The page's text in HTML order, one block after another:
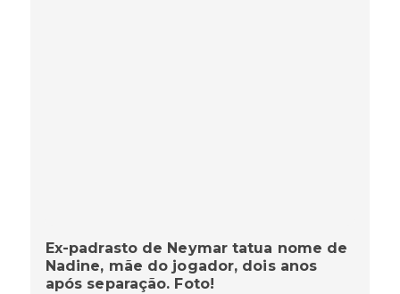
Ex-padrasto de Neymar tatua nome de
Nadine, mãe do jogador, dois anos
após separação. Foto!